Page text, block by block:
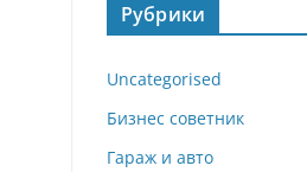
Рубрики
Uncategorised
Бизнес советник
Гараж и авто